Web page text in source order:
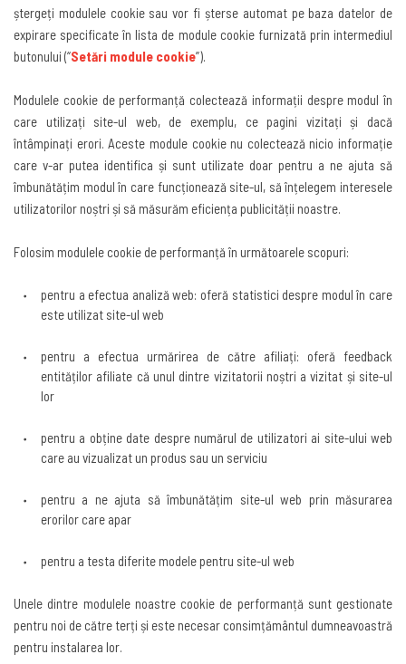
ștergeți modulele cookie sau vor fi șterse automat pe baza datelor de
expirare specificate în lista de module cookie furnizată prin intermediul
butonului (“Setări module cookie”).
Modulele cookie de performanță colectează informații despre modul în
care utilizați site-ul web, de exemplu, ce pagini vizitați și dacă
întâmpinați erori. Aceste module cookie nu colectează nicio informație
care v-ar putea identifica și sunt utilizate doar pentru a ne ajuta să
îmbunătățim modul în care funcționează site-ul, să înțelegem interesele
utilizatorilor noștri și să măsurăm eficiența publicității noastre.
Folosim modulele cookie de performanță în următoarele scopuri:
pentru a efectua analiză web: oferă statistici despre modul în care
este utilizat site-ul web
pentru a efectua urmărirea de către afiliați: oferă feedback
entităților afiliate că unul dintre vizitatorii noștri a vizitat și site-ul
lor
pentru a obține date despre numărul de utilizatori ai site-ului web
care au vizualizat un produs sau un serviciu
pentru a ne ajuta să îmbunătățim site-ul web prin măsurarea
erorilor care apar
pentru a testa diferite modele pentru site-ul web
Unele dintre modulele noastre cookie de performanță sunt gestionate
pentru noi de către terți și este necesar consimțământul dumneavoastră
pentru instalarea lor.